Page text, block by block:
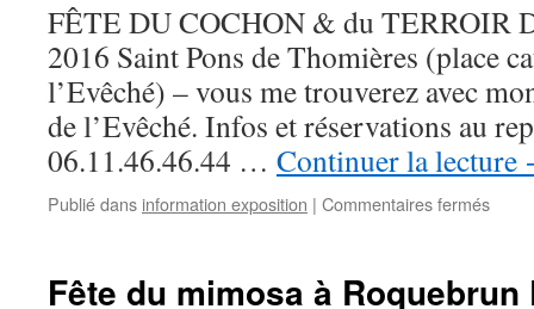
FÊTE DU COCHON & du TERROIR
2016 Saint Pons de Thomières (place
l’Evêché) – vous me trouverez avec
de l’Evêché. Infos et réservations au
06.11.46.46.44 … Continuer la lecture
Publié dans information exposition | Commentaires ferméssur
et
Fête du mimosa à Roquebrun